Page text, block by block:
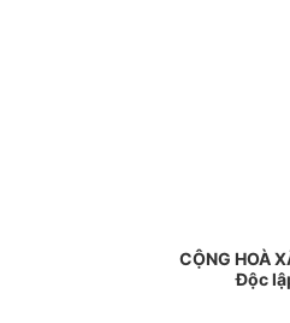
CỘNG HOÀ
Độc